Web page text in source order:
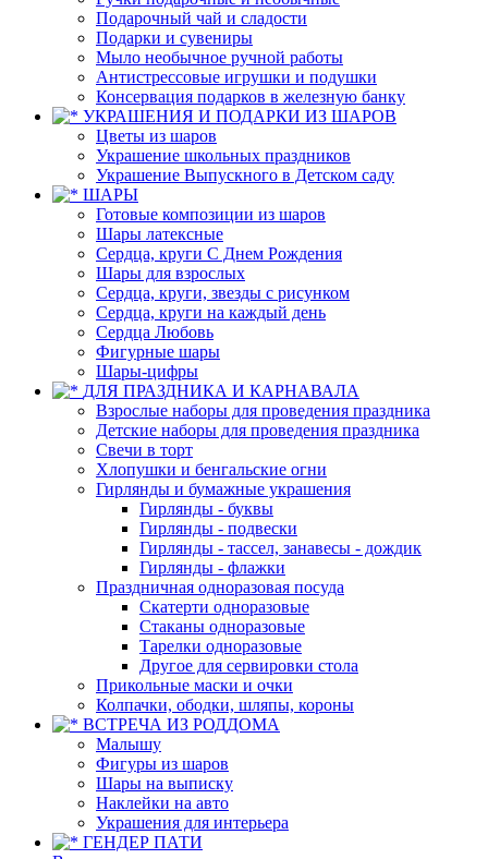
Подарочный чай и сладости
Подарки и сувениры
Мыло необычное ручной работы
Антистрессовые игрушки и подушки
Консервация подарков в железную банку
УКРАШЕНИЯ И ПОДАРКИ ИЗ ШАРОВ
Цветы из шаров
Украшение школьных праздников
Украшение Выпускного в Детском саду
ШАРЫ
Готовые композиции из шаров
Шары латексные
Сердца, круги С Днем Рождения
Шары для взрослых
Сердца, круги, звезды с рисунком
Сердца, круги на каждый день
Сердца Любовь
Фигурные шары
Шары-цифры
ДЛЯ ПРАЗДНИКА И КАРНАВАЛА
Взрослые наборы для проведения праздника
Детские наборы для проведения праздника
Свечи в торт
Хлопушки и бенгальские огни
Гирлянды и бумажные украшения
Гирлянды - буквы
Гирлянды - подвески
Гирлянды - тассел, занавесы - дождик
Гирлянды - флажки
Праздничная одноразовая посуда
Скатерти одноразовые
Стаканы одноразовые
Тарелки одноразовые
Другое для сервировки стола
Прикольные маски и очки
Колпачки, ободки, шляпы, короны
ВСТРЕЧА ИЗ РОДДОМА
Малышу
Фигуры из шаров
Шары на выписку
Наклейки на авто
Украшения для интерьера
ГЕНДЕР ПАТИ